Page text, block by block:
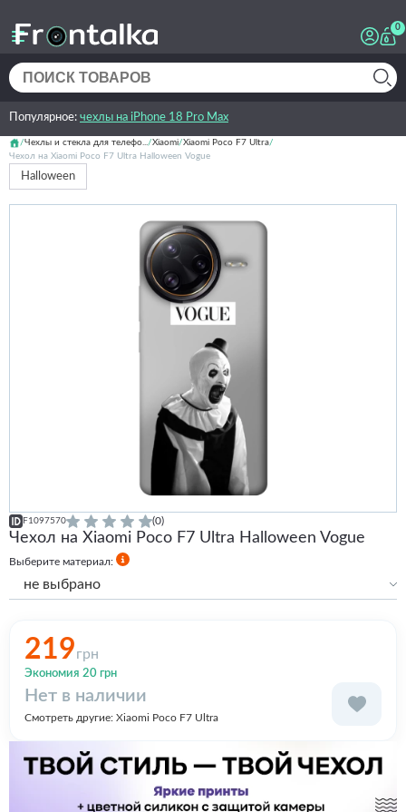
0
Популярное: чехлы на iPhone 18 Pro Max
Чехлы и стекла для телефо... Xiaomi Xiaomi Poco F7 Ultra
Чехол на Xiaomi Poco F7 Ultra Halloween Vogue
Halloween
F1097570 (0)
Чехол на Xiaomi Poco F7 Ultra Halloween Vogue
Выберите материал:
не выбрано
219грн
Экономия 20 грн
Нет в наличии
Смотреть другие: Xiaomi Poco F7 Ultra